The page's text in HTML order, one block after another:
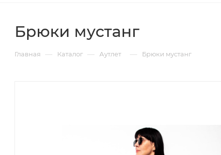
Брюки мустанг
Главная — Каталог — Аутлет — Брюки мустанг